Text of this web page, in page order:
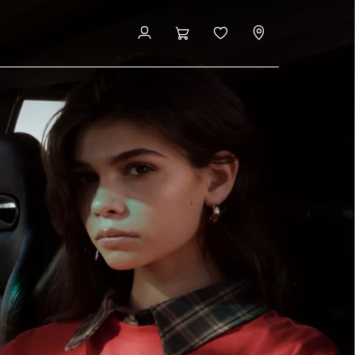
Finn din BMW forhandler